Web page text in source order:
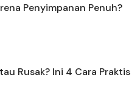
Penyimpanan Penuh?
Rusak? Ini 4 Cara Praktis